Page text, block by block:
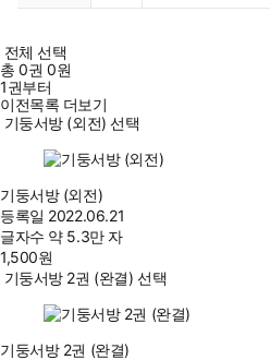
전체 선택
총0권 0원
1권부터
이전목록 더보기
기둥서방 (외전) 선택
기둥서방 (외전)
등록일 2022.06.21
글자수 약 5.3만 자
1,500원
기둥서방 2권 (완결) 선택
기둥서방 2권 (완결)